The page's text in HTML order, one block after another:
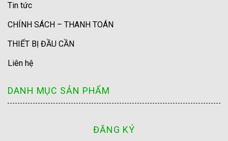
Tin tức
CHÍNH SÁCH – THANH TOÁN
THIẾT BỊ ĐẦU CẦN
Liên hệ
DANH MỤC SẢN PHẨM
ĐĂNG KÝ